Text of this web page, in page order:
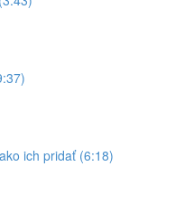
ich pridať (6:18)